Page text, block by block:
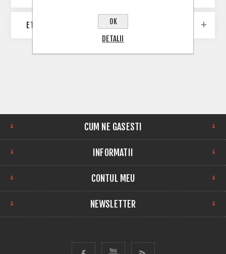
ETICHETE POPULARE
CUM NE GASESTI
INFORMATII
CONTUL MEU
NEWSLETTER
OK
DETALII